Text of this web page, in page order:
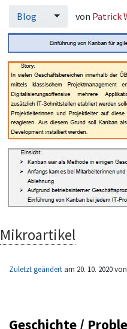
Blog von Patrick
Mikroartikel
Zuletzt geändert am 20. 10. 2020 von
Geschichte /